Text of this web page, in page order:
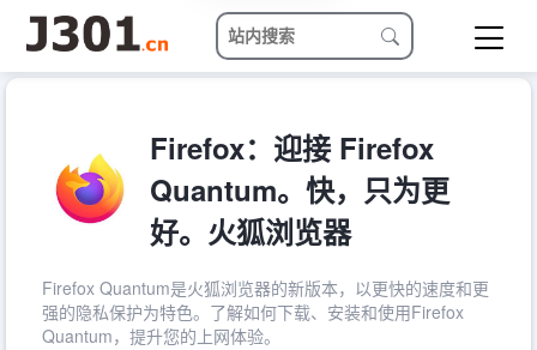
Firefox：迎接 Firefox
Quantum。快，只为更
好。火狐浏览器
Firefox Quantum是火狐浏览器的新版本，以更快的速度和更
强的隐私保护为特色。了解如何下载、安装和使用Firefox
Quantum，提升您的上网体验。